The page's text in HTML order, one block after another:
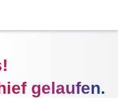
gelaufen.